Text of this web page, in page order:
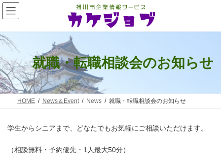
コ
ン
テ
ン
ツ
ス
キ
ッ
プ
ナ
ビ
ゲ
ー
シ
ン
に
移
動
就職・転職相談会のお知らせ
HOME News＆Event News 就職・転職相談会のお知らせ
学生からシニアまで、どなたでもお気軽にご相談いただけます。
（相談無料・予約優先・1人最大50分）